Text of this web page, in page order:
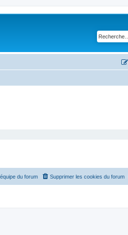
Supprimer les cookies du forum
du forum